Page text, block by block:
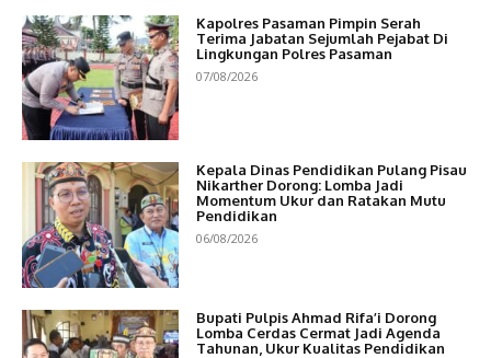
Kapolres Pasaman Pimpin Serah
Terima Jabatan Sejumlah Pejabat Di
Lingkungan Polres Pasaman
07/08/2026
Kepala Dinas Pendidikan Pulang Pisau
Nikarther Dorong: Lomba Jadi
Momentum Ukur dan Ratakan Mutu
Pendidikan
06/08/2026
Bupati Pulpis Ahmad Rifa’i Dorong
Lomba Cerdas Cermat Jadi Agenda
Tahunan, Ukur Kualitas Pendidikan